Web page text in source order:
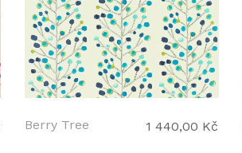
Berry Tree 1 440,00 Kč